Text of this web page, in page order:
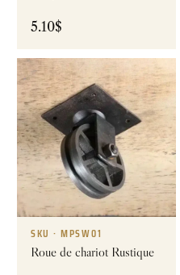
5.10$
SKU · MPSW01
Roue de chariot Rustique